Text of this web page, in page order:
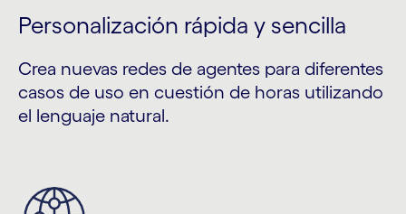
Personalización rápida y sencilla
Crea nuevas redes de agentes para diferentes
casos de uso en cuestión de horas utilizando
el lenguaje natural.